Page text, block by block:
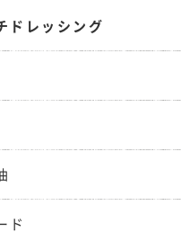
ドレッシング
ド